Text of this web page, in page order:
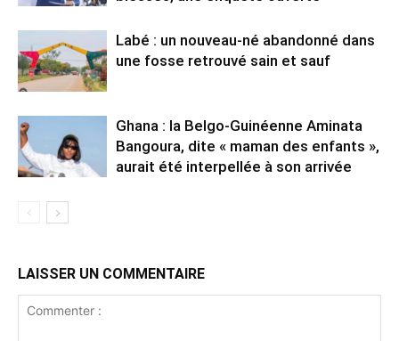
Labé : un nouveau-né abandonné dans
une fosse retrouvé sain et sauf
Ghana : la Belgo-Guinéenne Aminata
Bangoura, dite « maman des enfants »,
aurait été interpellée à son arrivée
LAISSER UN COMMENTAIRE